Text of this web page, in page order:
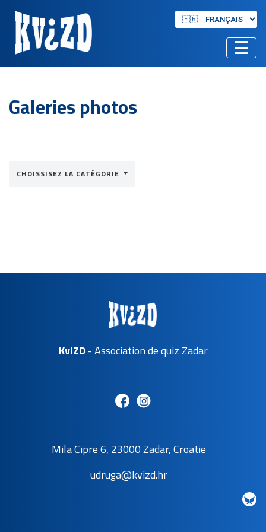
☰
Galeries photos
CHOISSISEZ LA CATÉGORIE
KviZD- Association de quiz Zadar
Mila Cipre 6, 23000 Zadar, Croatie
udruga@kvizd.hr